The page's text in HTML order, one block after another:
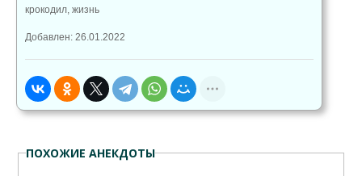
крокодил жизнь
Добавлен: 26.01.2022
ПОХОЖИЕ АНЕКДОТЫ